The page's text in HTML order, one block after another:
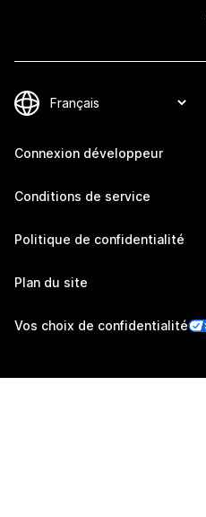
Connexion développeur
Conditions de service
Politique de confidentialité
Plan du site
Vos choix de confidentialité